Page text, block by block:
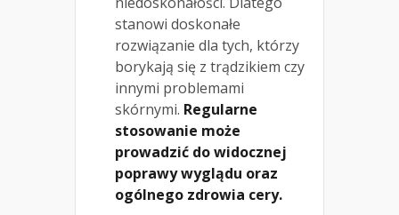
stanowi doskonałe
rozwiązanie dla tych, którzy
borykają się z trądzikiem czy
innymi problemami
skórnymi. Regularne
stosowanie może
prowadzić do widocznej
poprawy wyglądu oraz
ogólnego zdrowia cery.